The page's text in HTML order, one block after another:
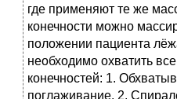
где применяют те же
конечности можно
положении пациента
необходимо охватить
конечностей: 1.
поглаживание. 2.